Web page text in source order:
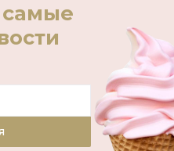
самые